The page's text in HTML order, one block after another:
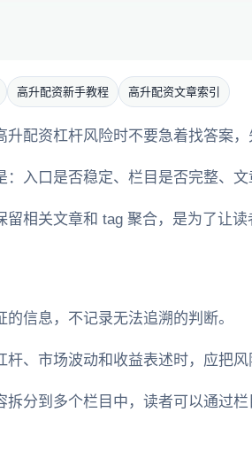
高升配资新手教程 高升配资文章索引
配资杠杆风险时不要急着找答案，
：入口是否稳定、栏目是否完整、文
留相关文章和 tag 聚合，是为了让读
信息，不记录无法追溯的判断。
杆、市场波动和收益表述时，应把
拆分到多个栏目中，读者可以通过